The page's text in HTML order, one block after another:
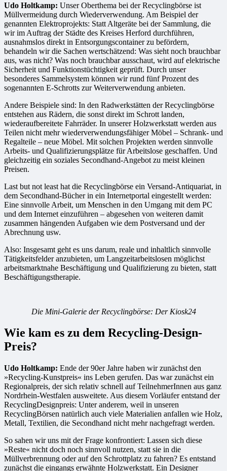
Udo Holtkamp: Unser Oberthema bei der Recyclingbörse ist
Müllvermeidung durch Wiederverwendung. Am Beispiel der
genannten Elektroprojekts: Statt Altgeräte bei der Sammlung, die
wir im Auftrag der Städte des Kreises Herford durchführen,
ausnahmslos direkt in Entsorgungscontainer zu befördern,
behandeln wir die Sachen wertschätzend: Was sieht noch brauchbar
aus, was nicht? Was noch brauchbar ausschaut, wird auf elektrische
Sicherheit und Funktionstüchtigkeit geprüft. Durch unser
besonderes Sammelsystem können wir rund fünf Prozent des
sogenannten E-Schrotts zur Weiterverwendung anbieten.
Andere Beispiele sind: In den Radwerkstätten der Recyclingbörse
entstehen aus Rädern, die sonst direkt im Schrott landen,
wiederaufbereitete Fahrräder. In unserer Holzwerkstatt werden aus
Teilen nicht mehr wiederverwendungsfähiger Möbel – Schrank- und
Regalteile – neue Möbel. Mit solchen Projekten werden sinnvolle
Arbeits- und Qualifizierungsplätze für Arbeitslose geschaffen. Und
gleichzeitig ein soziales Secondhand-Angebot zu meist kleinen
Preisen.
Last but not least hat die Recyclingbörse ein Versand-Antiquariat, in
dem Secondhand-Bücher in ein Internetportal eingestellt werden:
Eine sinnvolle Arbeit, um Menschen in den Umgang mit dem PC
und dem Internet einzuführen – abgesehen von weiteren damit
zusammen hängenden Aufgaben wie dem Postversand und der
Abrechnung usw.
Also: Insgesamt geht es uns darum, reale und inhaltlich sinnvolle
Tätigkeitsfelder anzubieten, um Langzeitarbeitslosen möglichst
arbeitsmarktnahe Beschäftigung und Qualifizierung zu bieten, statt
Beschäftigungstherapie.
Die Mini-Galerie der Recyclingbörse: Der Kiosk24
Wie kam es zu dem Recycling-Design-
Preis?
Udo Holtkamp: Ende der 90er Jahre haben wir zunächst den
»Recycling-Kunstpreis« ins Leben gerufen. Das war zunächst ein
Regionalpreis, der sich relativ schnell auf TeilnehmerInnen aus ganz
Nordrhein-Westfalen ausweitete. Aus diesem Vorläufer entstand der
RecyclingDesignpreis: Unter anderem, weil in unseren
RecyclingBörsen natürlich auch viele Materialien anfallen wie Holz,
Metall, Textilien, die Secondhand nicht mehr nachgefragt werden.
So sahen wir uns mit der Frage konfrontiert: Lassen sich diese
»Reste« nicht doch noch sinnvoll nutzen, statt sie in die
Müllverbrennung oder auf den Schrottplatz zu fahren? Es entstand
zunächst die eingangs erwähnte Holzwerkstatt. Ein Designer